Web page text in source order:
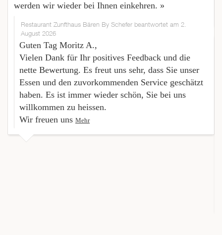
werden wir wieder bei Ihnen einkehren. »
Restaurant Zunfthaus Bären By Schefer beantwortet am 2.
August 2026
Guten Tag Moritz A.,
Vielen Dank für Ihr positives Feedback und die
nette Bewertung. Es freut uns sehr, dass Sie unser
Essen und den zuvorkommenden Service geschätzt
haben. Es ist immer wieder schön, Sie bei uns
willkommen zu heissen.
Wir freuen uns Mehr